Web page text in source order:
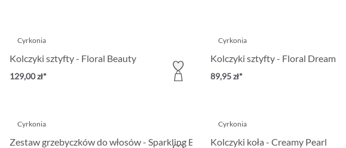
Cyrkonia
Kolczyki sztyfty - Floral Beauty
129,00 zł*
Cyrkonia
Kolczyki sztyfty - Floral Dream
89,95 zł*
Cyrkonia
Zestaw grzebyczków do włosów - Sparkling Bloom
Cyrkonia
Kolczyki koła - Creamy Pearl